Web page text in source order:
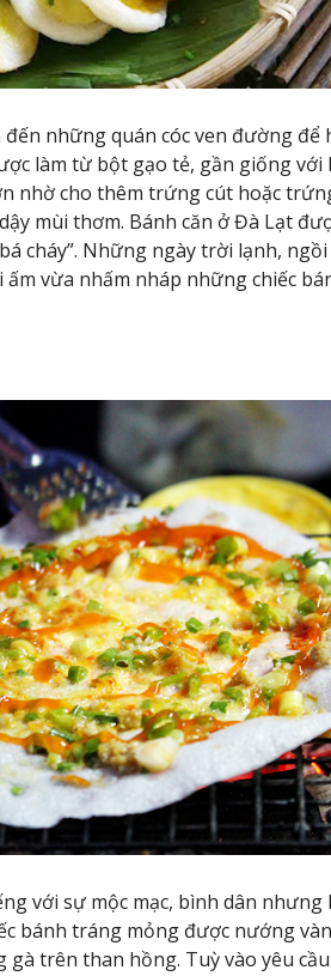
những quán cóc ven đường để
làm từ bột gạo tẻ, gần giống với
nhờ cho thêm trứng cút hoặc
mùi thơm. Bánh căn ở Đà Lạt
cháy”. Những ngày trời lạnh,
vừa nhấm nháp những chiếc
với sự mộc mạc, bình dân nhưng
bánh tráng mỏng được nướng
trên than hồng. Tuỳ vào yêu